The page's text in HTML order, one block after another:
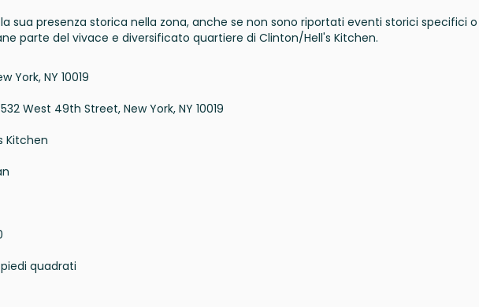
sua presenza storica nella zona, anche se non sono riportati eventi storici specifici o
parte del vivace e diversificato quartiere di Clinton/Hell's Kitchen.
York, NY 10019
West 49th Street, New York, NY 10019
Kitchen
quadrati